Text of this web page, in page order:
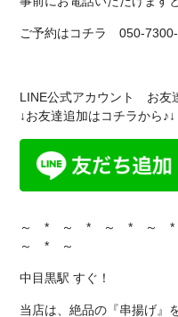
ご予約はコチラ 050-7300-
LINE公式アカウント お友
↓お友達追加はコチラから♪↓
～ * ～ * ～ * ～
～ * ～
中目黒駅 すぐ！
当店は、絶品の『串揚げ』